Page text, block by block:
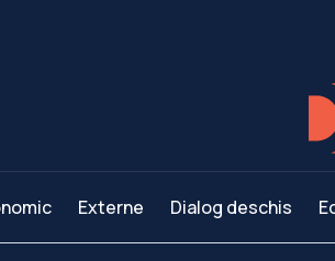
Externe Dialog deschis